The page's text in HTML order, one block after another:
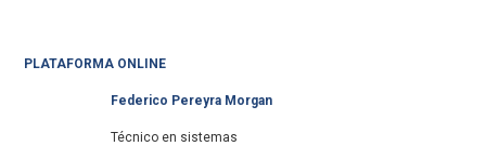
PLATAFORMA ONLINE
Federico Pereyra Morgan
Técnico en sistemas